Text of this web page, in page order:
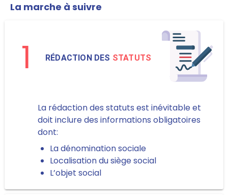
La marche à suivre
1 RÉDACTION DES STATUTS
La rédaction des statuts est inévitable et
doit inclure des informations obligatoires
dont:
La dénomination sociale
Localisation du siège social
L’objet social